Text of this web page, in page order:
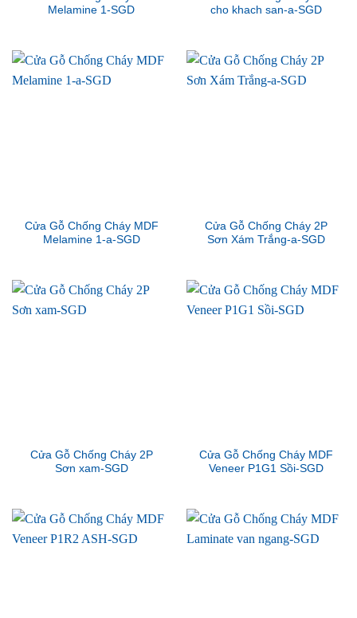
Melamine 1-SGD
cho khach san-a-SGD
Cửa Gỗ Chống Cháy MDF
Melamine 1-a-SGD
Cửa Gỗ Chống Cháy 2P
Sơn Xám Trắng-a-SGD
Cửa Gỗ Chống Cháy 2P
Sơn xam-SGD
Cửa Gỗ Chống Cháy MDF
Veneer P1G1 Sồi-SGD